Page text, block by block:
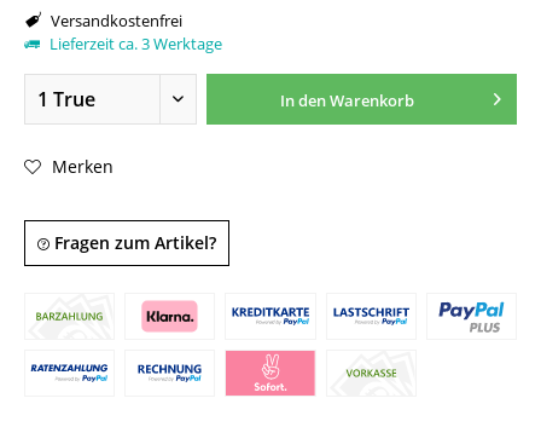
Versandkostenfrei
Lieferzeit ca. 3 Werktage
In denWarenkorb
Merken
Fragen zum Artikel?